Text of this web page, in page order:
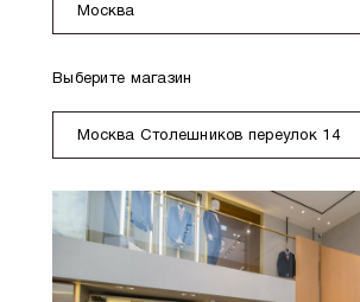
Москва
Выберите магазин
Москва Столешников переулок 14